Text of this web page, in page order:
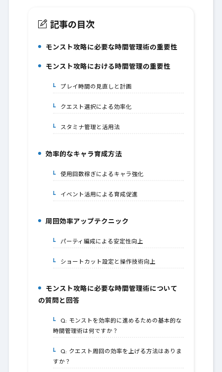
記事の目次
モンスト攻略に必要な時間管理術の重要性
モンスト攻略における時間管理の重要性
2-1. プレイ時間の見直しと計画
2-2.クエスト選択による効率化
2-3.スタミナ管理と活用法
3.効率的なキャラ育成方法
3-1.使用回数稼ぎによるキャラ強化
3-2.イベント活用による育成促進
4.周回効率アップテクニック
4-1.パーティ編成による安定性向上
4-2.ショートカット設定と操作技術向上
モンスト攻略に必要な時間管理術について
の質問と回答
5-1.Q: モンストを効率的に進めるための基本的な
時間管理術は何ですか？
5-2.Q: クエスト周回の効率を上げる方法はありま
すか？